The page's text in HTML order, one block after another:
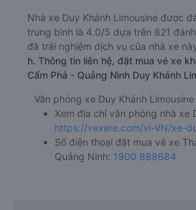
Nhà xe Duy Khánh Limousine được
trung bình là 4.0/5 dựa trên 821
đã trải nghiệm dịch vụ của nhà xe
h. Thông tin liên hệ, đặt mua vé xe
Cẩm Phả - Quảng Ninh Duy Khánh
Văn phòng xe Duy Khánh
Xem địa chỉ văn phòng nhà xe
https://vexere.com/vi-VN/xe-
Số điện thoại đặt mua vé xe
Quảng Ninh: 1900 888684